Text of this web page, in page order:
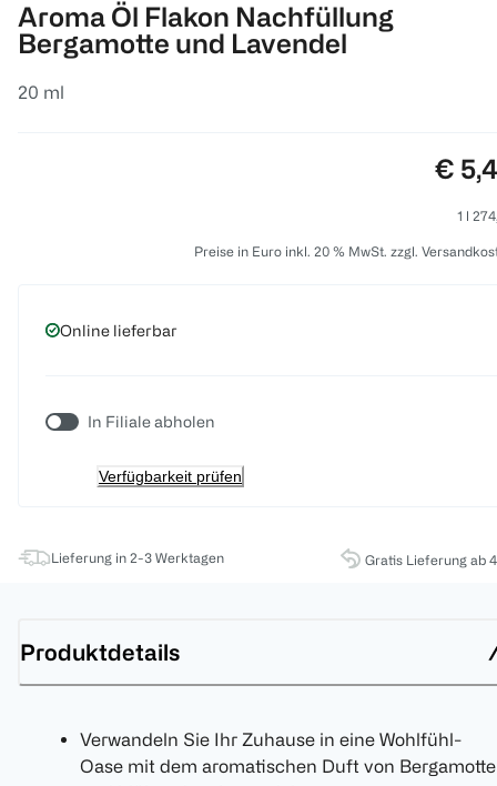
Aroma Öl Flakon Nachfüllung
Bergamotte und Lavendel
20 ml
€
1 l
Preise in Euro inkl. 20 % MwSt. zzgl.
Online lieferbar
In Filiale abholen
Verfügbarkeit prüfen
Lieferung in 2-3 Werktagen Gratis Lieferung ab
Produktdetails
Verwandeln Sie Ihr Zuhause in eine Wohlfühl-
Oase mit dem aromatischen Duft von Bergamotte